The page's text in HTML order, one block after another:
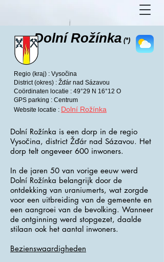
Dolní Rožínka(*)
Regio (kraj) : Vysočina
District (okres) : Žďár nad Sázavou
Coördinaten locatie : 49°29 N 16°12 O
GPS parking : Centrum
Website locatie : Dolní Rožínka
Dolní Rožínka is een dorp in de regio
Vysočina, district Žďár nad Sázavou. Het
dorp telt ongeveer 600 inwoners.
In de jaren 50 van vorige eeuw werd
Dolní Rožínka belangrijk door de
ontdekking van uraniumerts, wat zorgde
voor een uitbreiding van de gemeente en
een aangroei van de bevolking. Wanneer
de ontginning werd stopgezet, daalde
stilaan ook het aantal inwoners.
Bezienswaardigheden